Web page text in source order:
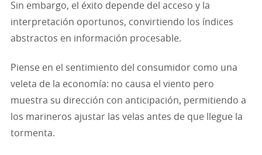
Sin embargo, el éxito depende del acceso y la
interpretación oportunos, convirtiendo los índices
abstractos en información procesable.
Piense en el sentimiento del consumidor como una
veleta de la economía: no causa el viento pero
muestra su dirección con anticipación, permitiendo a
los marineros ajustar las velas antes de que llegue la
tormenta.